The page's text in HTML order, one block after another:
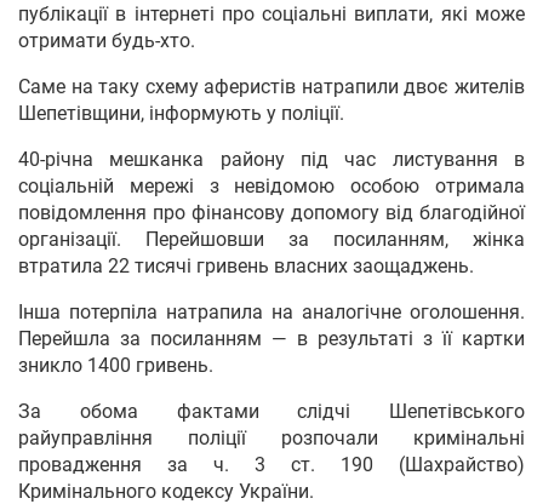
публікації в інтернеті про соціальні виплати, які може
отримати будь-хто.
Саме на таку схему аферистів натрапили двоє жителів
Шепетівщини, інформують у поліції.
40-річна мешканка району під час листування в
соціальній мережі з невідомою особою отримала
повідомлення про фінансову допомогу від благодійної
організації. Перейшовши за посиланням, жінка
втратила 22 тисячі гривень власних заощаджень.
Інша потерпіла натрапила на аналогічне оголошення.
Перейшла за посиланням — в результаті з її картки
зникло 1400 гривень.
За обома фактами слідчі Шепетівського
райуправління поліції розпочали кримінальні
провадження за ч. 3 ст. 190 (Шахрайство)
Кримінального кодексу України.